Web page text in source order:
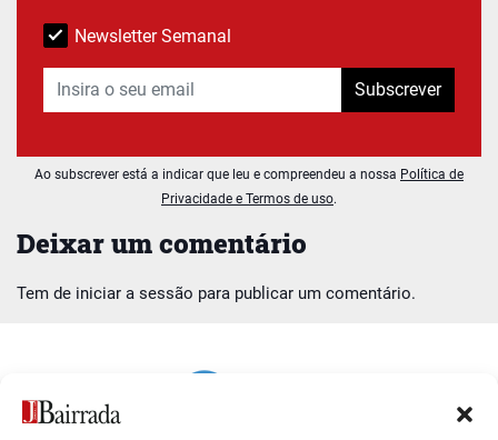
Deixar um comentário
Tem de iniciar a sessão para publicar um comentário.
Newsletter Semanal
Subscrever
Ao subscrever está a indicar que leu e compreendeu a nossa Política de
Privacidade e Termos de uso.